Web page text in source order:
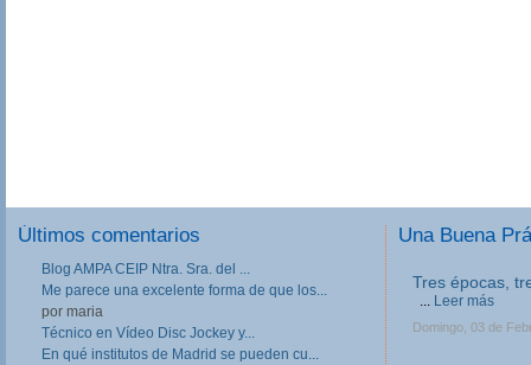
Últimos comentarios
Blog AMPA CEIP Ntra. Sra. del ...
Me parece una excelente forma de que los...
por maria
Técnico en Vídeo Disc Jockey y...
En qué institutos de Madrid se pueden cu...
Una Buena
Tres épocas,
... Leer más
Domingo, 03 de